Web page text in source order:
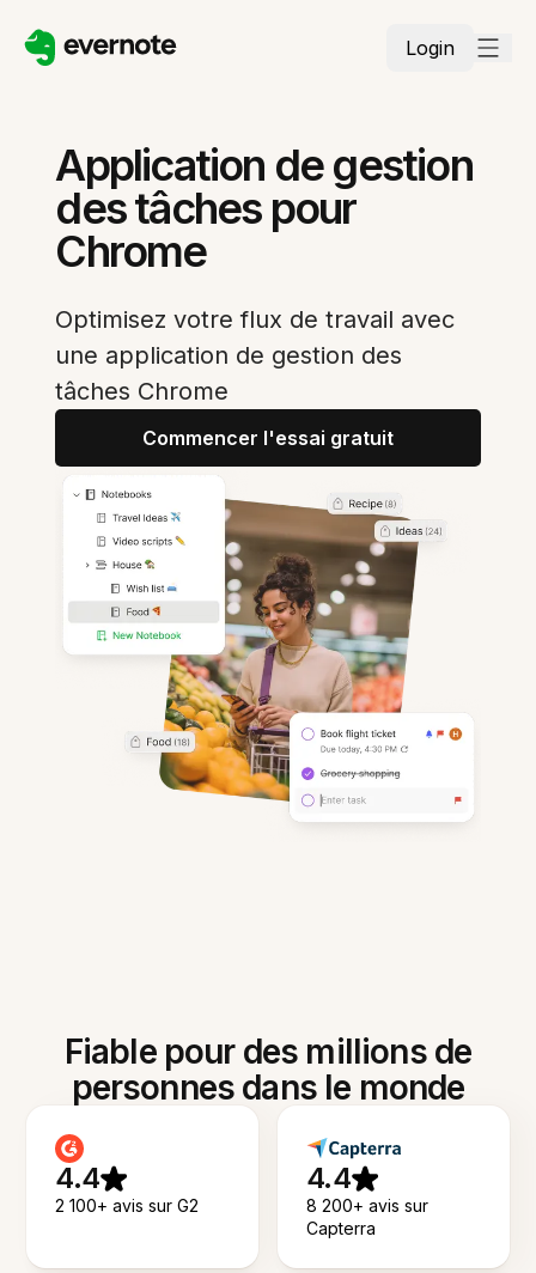
Login
Application de gestion
des tâches pour
Chrome
Optimisez votre flux de travail avec
une application de gestion des
tâches Chrome
Commencer l'essai gratuit
Fiable pour des millions de
personnes dans le monde
4.4
2 100+ avis sur G2
4.4
8 200+ avis sur
Capterra